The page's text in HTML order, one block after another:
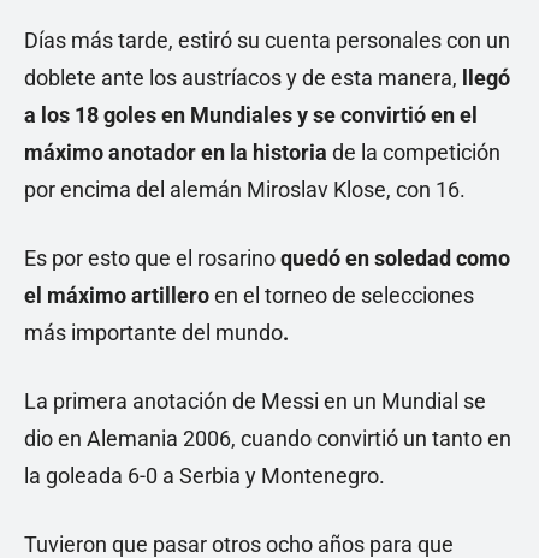
Días más tarde, estiró su cuenta personales con un
doblete ante los austríacos y de esta manera,
llegó
a los 18 goles en Mundiales y se convirtió en el
máximo anotador en la historia de la competición
por encima del alemán Miroslav Klose, con 16.
Es por esto que el rosarinoquedó en soledad como
el máximo artilleroen el torneo de selecciones
más importante del mundo.
La primera anotación de Messi en un Mundial se
dio en Alemania 2006, cuando convirtió un tanto en
la goleada 6-0 a Serbia y Montenegro.
Tuvieron que pasar otros ocho años para que